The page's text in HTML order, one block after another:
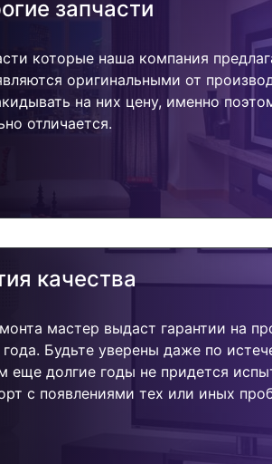
запчасти
которые наша компания
оригинальными от
на них цену, именно
отличается.
качества
мастер выдаст гарантии на
Будьте уверены даже по
еще долгие годы не придется
с появлениями тех или иных